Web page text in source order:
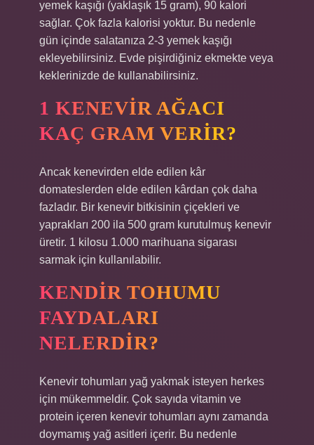
yemek kaşığı (yaklaşık 15 gram), 90 kalori
sağlar. Çok fazla kalorisi yoktur. Bu nedenle
gün içinde salatanıza 2-3 yemek kaşığı
ekleyebilirsiniz. Evde pişirdiğiniz ekmekte veya
keklerinizde de kullanabilirsiniz.
1 KENEVIR AĞACI
KAÇ GRAM VERIR?
Ancak kenevirden elde edilen kâr
domateslerden elde edilen kârdan çok daha
fazladır. Bir kenevir bitkisinin çiçekleri ve
yaprakları 200 ila 500 gram kurutulmuş kenevir
üretir. 1 kilosu 1.000 marihuana sigarası
sarmak için kullanılabilir.
KENDIR TOHUMU
FAYDALARI
NELERDIR?
Kenevir tohumları yağ yakmak isteyen herkes
için mükemmeldir. Çok sayıda vitamin ve
protein içeren kenevir tohumları aynı zamanda
doymamış yağ asitleri içerir. Bu nedenle